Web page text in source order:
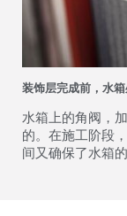
装饰层完成前，水箱
水箱上的角阀，
的。在施工阶段
间又确保了水箱